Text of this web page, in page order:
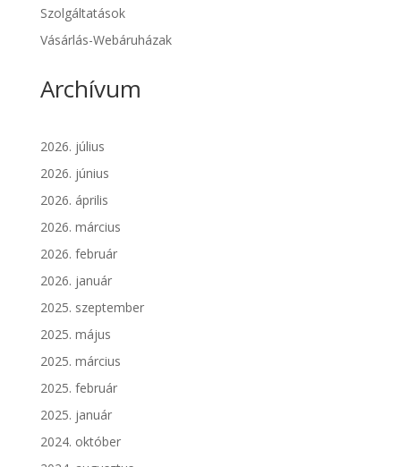
Szolgáltatások
Vásárlás-Webáruházak
Archívum
2026. július
2026. június
2026. április
2026. március
2026. február
2026. január
2025. szeptember
2025. május
2025. március
2025. február
2025. január
2024. október